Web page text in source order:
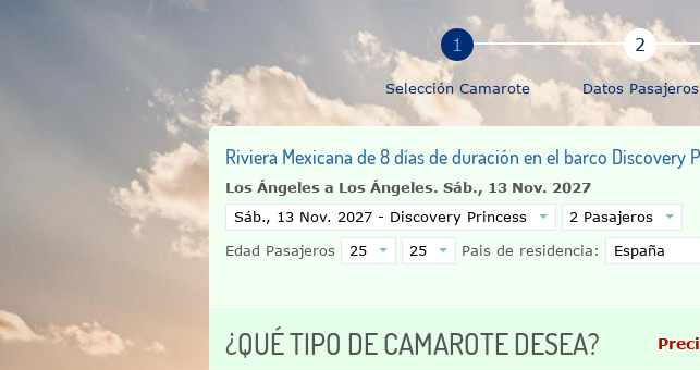
Selección Camarote Datos Pasajeros
Riviera Mexicana de 8 días de duración en el barco Discovery
Los Ángeles a Los Ángeles. Sáb., 13 Nov. 2027
Edad Pasajeros
Pais de residencia:
¿QUÉ TIPO DE CAMAROTE DESEA?